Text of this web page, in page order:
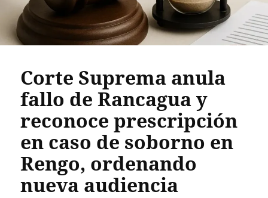
Corte Suprema anula
fallo de Rancagua y
reconoce prescripción
en caso de soborno en
Rengo, ordenando
nueva audiencia